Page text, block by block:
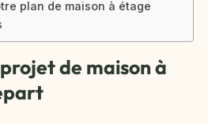
plan de maison à étage
de maison à